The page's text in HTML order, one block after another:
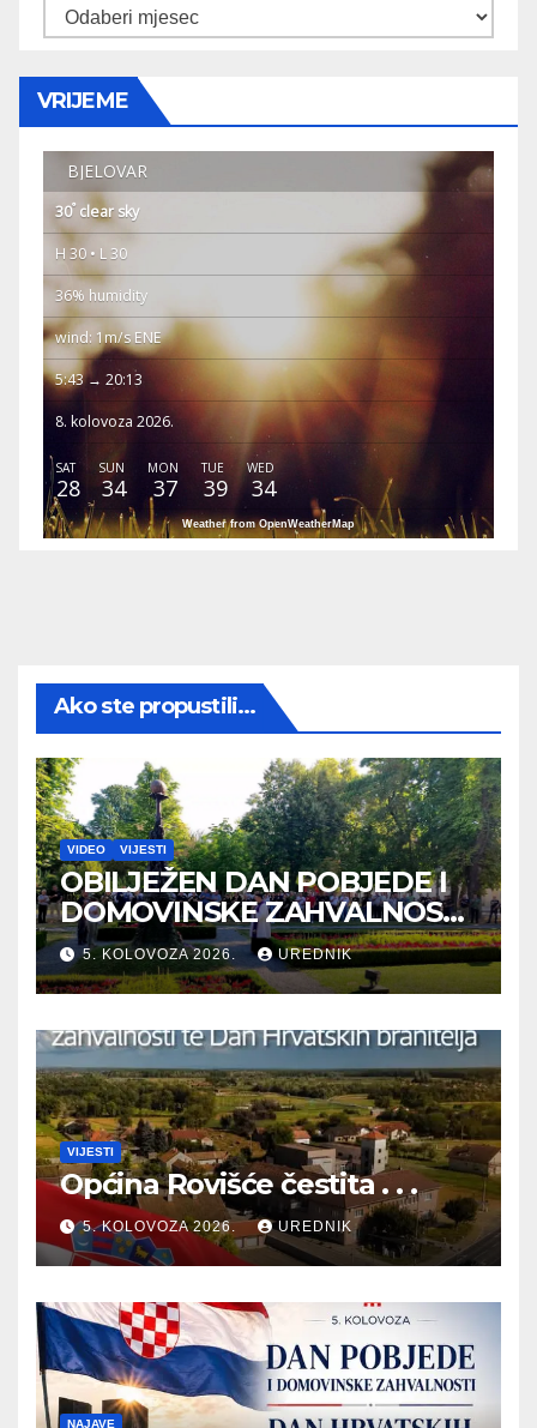
Arhiva
VRIJEME
BJELOVAR
30° clear sky
H 30 • L 30
36% humidity
wind: 1m/s ENE
5:43 → 20:13
8. kolovoza 2026.
SAT
28
SUN
34
MON
37
TUE
39
WED
34
Weather from OpenWeatherMap
Ako ste propustili...
VIDEO VIJESTI
OBILJEŽEN DAN POBJEDE I
DOMOVINSKE ZAHVALNOSTI
TE DAN HRVATSKIH
BRANITELJA
5. KOLOVOZA 2026. UREDNIK
VIJESTI
Općina Rovišće čestita . . .
5. KOLOVOZA 2026. UREDNIK
NAJAVE